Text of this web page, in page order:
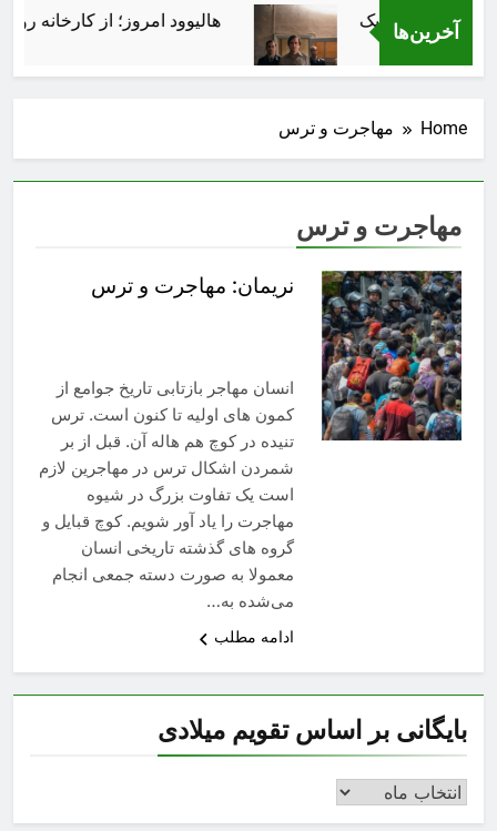
آخرین‌ها هالیوود امروز؛ از کارخانه
Home مهاجرت و ترس
مهاجرت و ترس
نریمان: مهاجرت و ترس
انسان مهاجر بازتابی تاریخ جوامع از
کمون های اولیه تا کنون است. ترس
تنیده در کوچ هم هاله آن. قبل از بر
شمردن اشکال ترس در مهاجرین لازم
است یک تفاوت بزرگ در شیوه
مهاجرت را یاد آور شویم. کوچ قبایل و
گروه های گذشته تاریخی انسان
معمولا به صورت دسته جمعی انجام
می‌شده به…
ادامه مطلب
بایگانی بر اساس تقویم میلادی
بایگانی